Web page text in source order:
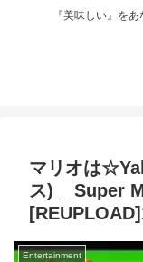
『美味しい』を
マリオは
ス) _ Super
Entertainment